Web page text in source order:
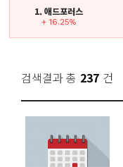
1. 애드포러스
+ 16.25%
검색결과 총 237 건